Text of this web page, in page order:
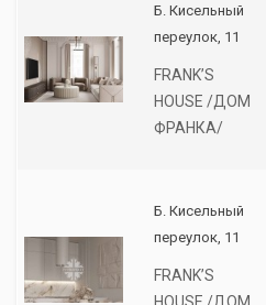
Б. Кисельный
переулок, 11
FRANK’S
HOUSE /ДОМ
ФРАНКА/
Б. Кисельный
переулок, 11
FRANK’S
HOUSE /ДОМ